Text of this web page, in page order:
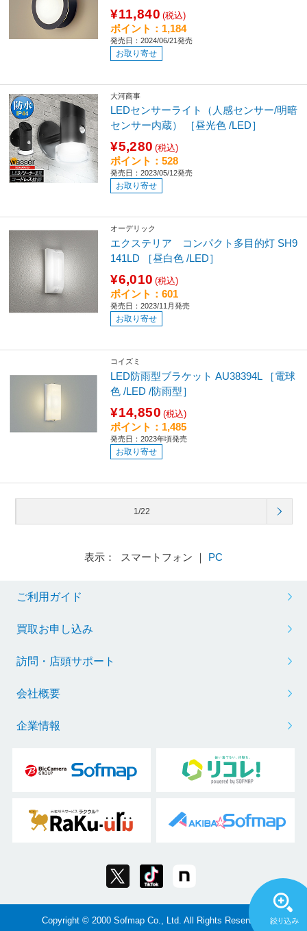
¥11,840 (税込)
ポイント：1,184
発売日：2024/06/21発売
お取り寄せ
大河商事
LEDセンサーライト（人感センサー/明暗
センサー内蔵） ［昼光色 /LED］
¥5,280 (税込)
ポイント：528
発売日：2023/05/12発売
お取り寄せ
オーデリック
エクステリア コンパクト多目的灯 SH9
141LD ［昼白色 /LED］
¥6,010 (税込)
ポイント：601
発売日：2023/11月発売
お取り寄せ
コイズミ
LED防雨型ブラケット AU38394L ［電球
色 /LED /防雨型］
¥14,850 (税込)
ポイント：1,485
発売日：2023年頃発売
お取り寄せ
1/22
表示： スマートフォン ｜ PC
ご利用ガイド
買取お申し込み
訪問・店頭サポート
会社概要
企業情報
Copyright © 2000 Sofmap Co., Ltd. All Rights Reserved.